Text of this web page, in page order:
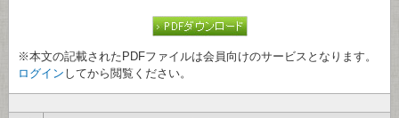
※本文の記載されたPDFファイルは会員向けのサービスとなります。
ログイン してから閲覧ください。